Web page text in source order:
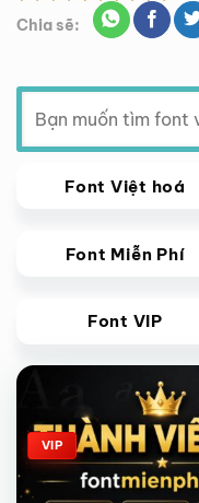
Chia sẽ:
Tìm
kiếm:
Font Việt hoá
Font Miễn Phí
Font VIP
Giảm giá!
VIP